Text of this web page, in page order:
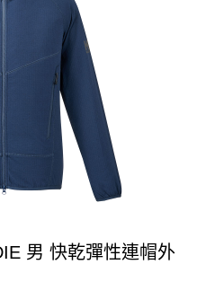
男 快乾彈性連帽外